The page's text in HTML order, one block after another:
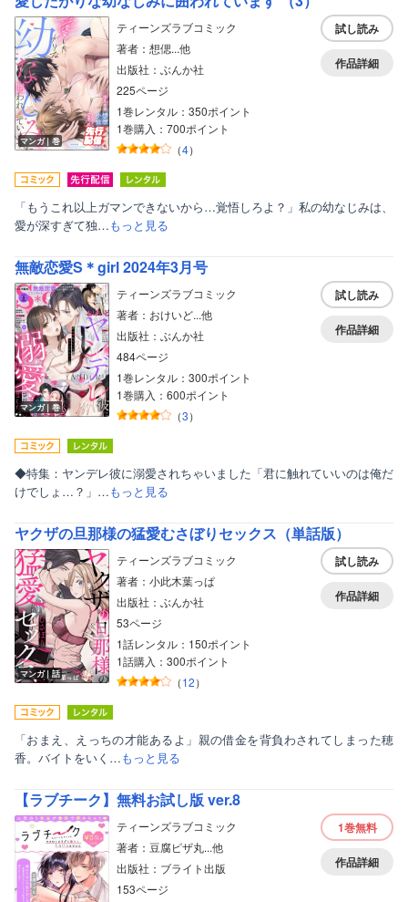
マンガ｜巻
ティーンズラブコミック
著者：想偲...他
出版社：ぶんか社
225ページ
1巻レンタル：350ポイント
1巻購入：700ポイント
（4）
試し読み
作品詳細
「もうこれ以上ガマンできないから…覚悟しろよ？」私の幼なじみは、
愛が深すぎて独…もっと見る
無敵恋愛S＊girl 2024年3月号
マンガ｜巻
ティーンズラブコミック
著者：おけいど...他
出版社：ぶんか社
484ページ
1巻レンタル：300ポイント
1巻購入：600ポイント
（3）
試し読み
作品詳細
◆特集：ヤンデレ彼に溺愛されちゃいました「君に触れていいのは俺だ
けでしょ…？」…もっと見る
ヤクザの旦那様の猛愛むさぼりセックス（単話版）
マンガ｜話
ティーンズラブコミック
著者：小此木葉っぱ
出版社：ぶんか社
53ページ
1話レンタル：150ポイント
1話購入：300ポイント
（12）
試し読み
作品詳細
「おまえ、えっちの才能あるよ」親の借金を背負わされてしまった穂
香。バイトをいく…もっと見る
【ラブチーク】無料お試し版 ver.8
ティーンズラブコミック
著者：豆腐ピザ丸...他
出版社：ブライト出版
153ページ
1巻無料
作品詳細